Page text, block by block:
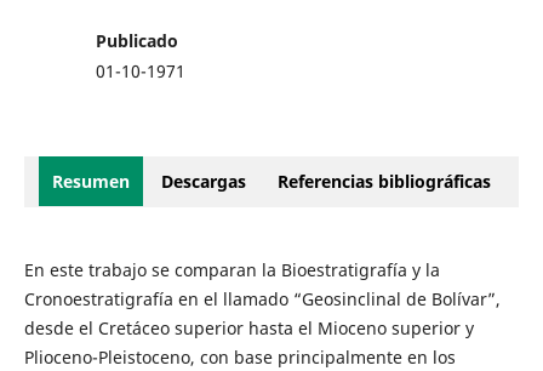
Publicado
01-10-1971
Resumen Descargas Referencias bibliográficas
En este trabajo se comparan la Bioestratigrafía y la
Cronoestratigrafía en el llamado “Geosinclinal de Bolívar”,
desde el Cretáceo superior hasta el Mioceno superior y
Plioceno-Pleistoceno, con base principalmente en los